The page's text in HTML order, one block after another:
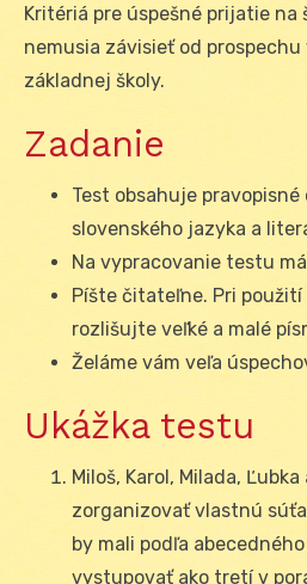
Kritériá pre úspešné prijatie na
nemusia závisieť od
základnej školy.
Zadanie
Test obsahuje
slovenského jazyka a
Na vypracovanie testu
Píšte čitateľne. Pri
rozlišujte veľké a malé
Želáme vám veľa
Ukážka testu
Miloš, Karol, Milada,
zorganizovať vlastnú
by mali podľa
vystupovať ako tretí v